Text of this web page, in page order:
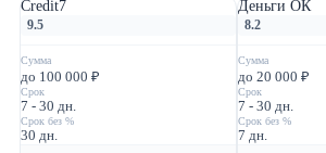
Credit7
9.5
Сумма
до 100 000 ₽
Срок
7 - 30 дн.
Срок без %
30 дн.
Деньги ОК
8.2
Сумма
до 20 000 ₽
Срок
7 - 30 дн.
Срок без %
7 дн.